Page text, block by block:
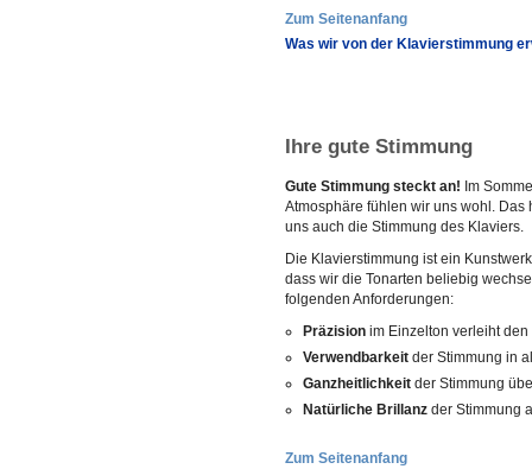
Zum Seitenanfang
Was wir von der Klavierstimmung
Ihre gute Stimmung
Gute Stimmung steckt an! Im
Atmosphäre fühlen wir uns wohl.
uns auch die Stimmung des Klaviers.
Die Klavierstimmung ist ein
dass wir die Tonarten beliebig
folgenden Anforderungen:
Präzision im Einzelton verleiht
Verwendbarkeit der Stimmung in
Ganzheitlichkeit der Stimmung
Natürliche Brillanz der Stimmung
Zum Seitenanfang